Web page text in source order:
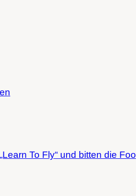
To Fly“ und bitten die Foo